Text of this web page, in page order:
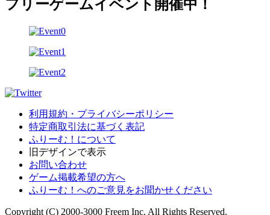
フリーゲームイベント開催中！
利用規約・プライバシーポリシー
特定商取引法に基づく表記
ふりーむ！について
旧デザインで表示
お問い合わせ
ゲーム掲載希望の方へ
ふりーむ！へのご意見をお聞かせください
Copyright (C) 2000-3000 Freem Inc. All Rights Reserved.